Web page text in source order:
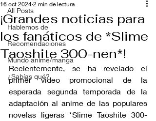
All Posts
Hablemos de
Recomendaciones
Mundo anime/manga
¿Sabías qué?
¡Grandes noticias para
los fanáticos de *Slime
Taoshite 300-nen*!
16 oct 2024 2 min de lectura
Recientemente, se ha revelado el
primer video promocional de la
esperada segunda temporada de la
adaptación al anime de las populares
novelas ligeras *Slime Taoshite 300-